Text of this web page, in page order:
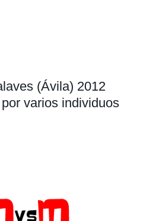
(Ávila) 2012
varios individuos